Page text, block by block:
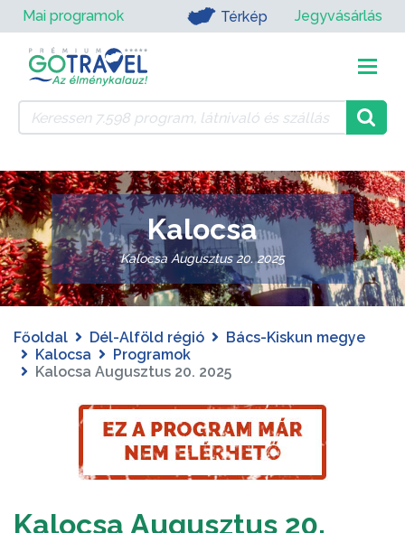
Mai programok Térkép Jegyvásárlás
Kalocsa
Kalocsa Augusztus 20. 2025
Főoldal Dél-Alföld régió
Bács-Kiskun megye
Kalocsa
Programok
Kalocsa Augusztus 20. 2025
Kalocsa Augusztus 20.